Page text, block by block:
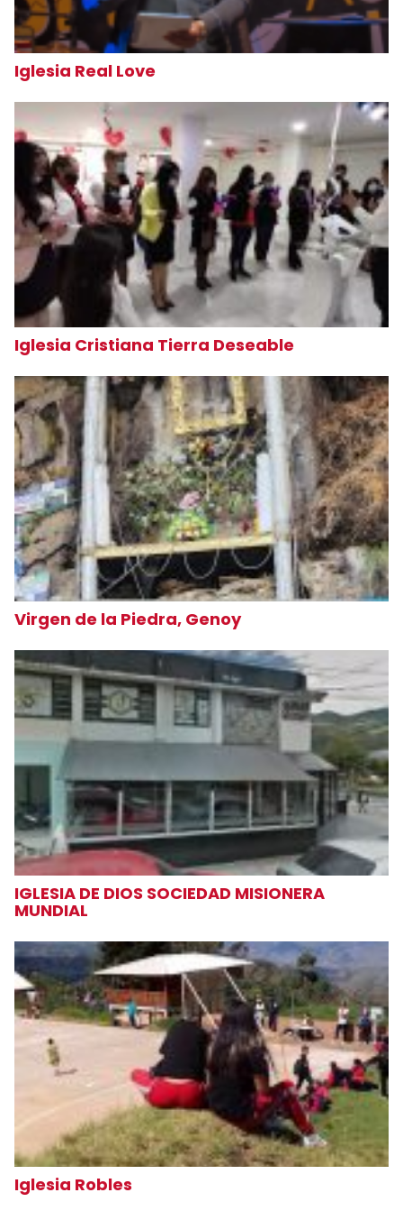
Iglesia Real Love
Iglesia Cristiana Tierra Deseable
Virgen de la Piedra, Genoy
IGLESIA DE DIOS SOCIEDAD MISIONERA
MUNDIAL
Iglesia Robles